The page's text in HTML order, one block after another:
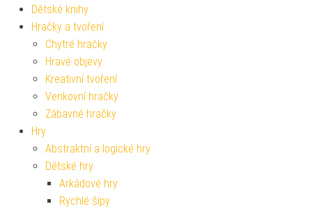
Dětské knihy
Hračky a tvoření
Chytré hračky
Hravé objevy
Kreativní tvoření
Venkovní hračky
Zábavné hračky
Hry
Abstraktní a logické hry
Dětské hry
Arkádové hry
Rychlé šípy